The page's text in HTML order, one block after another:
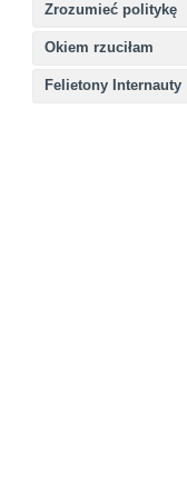
Zrozumieć politykę
Okiem rzuciłam
Felietony Internauty